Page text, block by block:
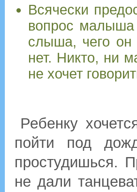
Всячески
вопрос малыша
слыша, чего
нет. Никто, ни
не хочет
Ребенку
пойти под
простудишься.
не дали